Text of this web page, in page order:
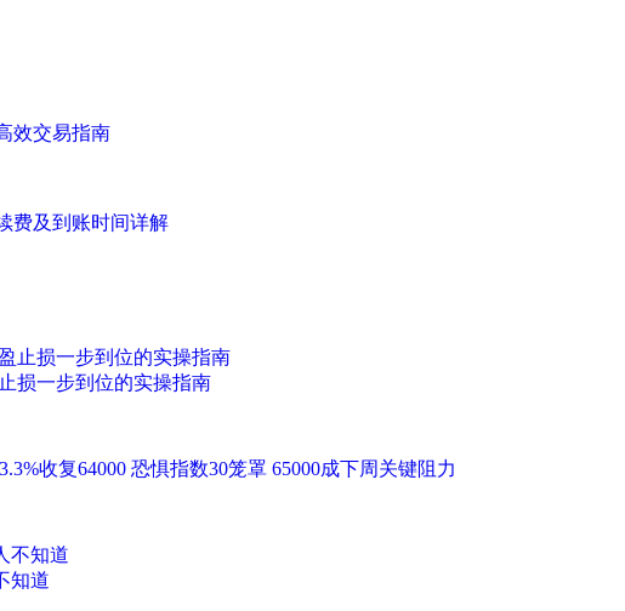
效交易指南
费及到账时间详解
损一步到位的实操指南
收复64000 恐惧指数30笼罩 65000成下周关键阻力
知道